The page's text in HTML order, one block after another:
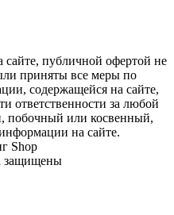
публичной офертой не
приняты все меры по
содержащейся на сайте,
за любой
побочный или косвенный,
на сайте.
Shop
защищены